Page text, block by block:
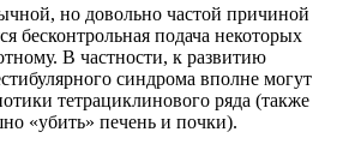
но довольно частой причиной
бесконтрольная подача некоторых
В частности, к развитию
синдрома вполне могут
тетрациклинового ряда (также
«убить» печень и почки).